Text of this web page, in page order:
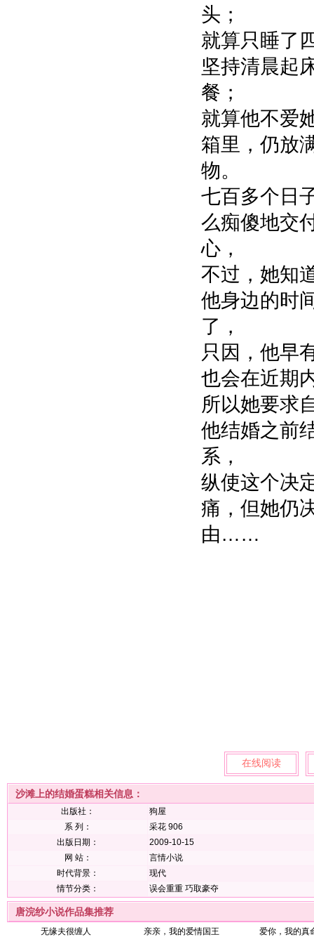
头；
就算只睡了
坚持清晨起
餐；
就算他不爱
箱里，仍放
物。
七百多个日
么痴傻地交
心，
不过，她知
他身边的时
了，
只因，他早
也会在近期
所以她要求
他结婚之前
系，
纵使这个决
痛，但她仍
由……
在线阅读
沙滩上的结婚蛋糕相关信息：
出版社：
狗屋
系 列：
采花 906
出版日期：
2009-10-15
网 站：
言情小说
时代背景：
现代
情节分类：
误会重重 巧取豪夺
唐浣纱小说作品集推荐
无缘夫很缠人 亲亲，我的爱情国王
爱你，我的真